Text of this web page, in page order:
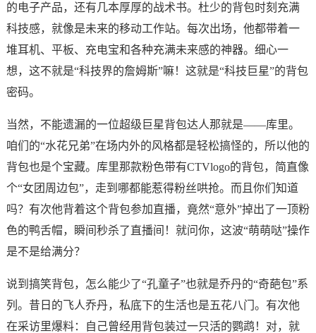
的电子产品，还有几本厚厚的战术书。杜少的背包时刻充满
科技感，就像是未来的移动工作站。每次出场，他都带着一
堆耳机、平板、充电宝和各种充满未来感的神器。细心一
想，这不就是“科技界的詹姆斯”嘛！这就是“科技巨星”的背包
密码。
当然，不能遗漏的一位超级巨星背包达人那就是——库里。
咱们的“水花兄弟”在场内外的风格都是轻松搞怪的，所以他的
背包也是个宝藏。库里那款粉色带有CTVlogo的背包，简直像
个“女团周边包”，走到哪都能惹得粉丝哄抢。而且你们知道
吗？有次他背着这个背包参加直播，竟然“意外”掉出了一顶粉
色的鸭舌帽，瞬间秒杀了直播间！就问你，这波“萌萌哒”操作
是不是给满分？
说到搞笑背包，怎么能少了“孔童子”也就是乔丹的“奇葩包”系
列。昔日的飞人乔丹，私底下的生活也是五花八门。有次他
在采访里爆料：自己曾经用背包装过一只活的鹦鹉！对，就